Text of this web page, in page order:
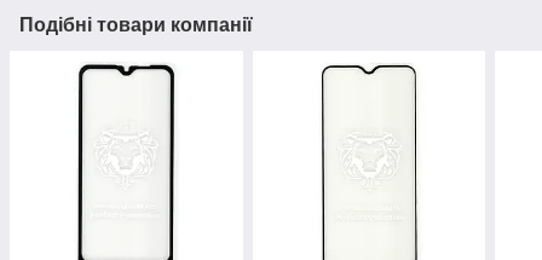
Подібні товари компанії